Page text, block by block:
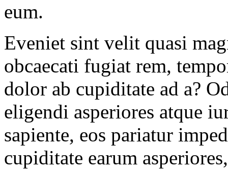
eum.
Eveniet sint velit quasi
obcaecati fugiat rem,
dolor ab cupiditate ad a?
eligendi asperiores atque
sapiente, eos pariatur
cupiditate earum